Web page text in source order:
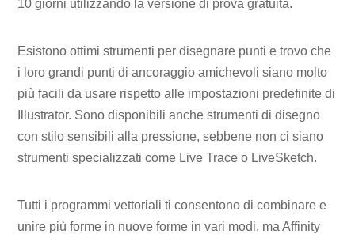
10 giorni utilizzando la versione di prova gratuita.
Esistono ottimi strumenti per disegnare punti e trovo che
i loro grandi punti di ancoraggio amichevoli siano molto
più facili da usare rispetto alle impostazioni predefinite di
Illustrator. Sono disponibili anche strumenti di disegno
con stilo sensibili alla pressione, sebbene non ci siano
strumenti specializzati come Live Trace o LiveSketch.
Tutti i programmi vettoriali ti consentono di combinare e
unire più forme in nuove forme in vari modi, ma Affinity